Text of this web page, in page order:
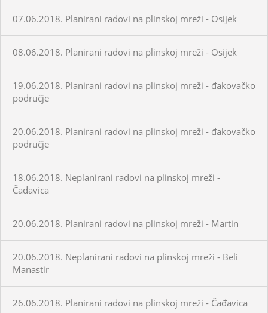
07.06.2018. Planirani radovi na plinskoj mreži - Osijek
08.06.2018. Planirani radovi na plinskoj mreži - Osijek
19.06.2018. Planirani radovi na plinskoj mreži - đakovačko
područje
20.06.2018. Planirani radovi na plinskoj mreži - đakovačko
područje
18.06.2018. Neplanirani radovi na plinskoj mreži -
Čađavica
20.06.2018. Planirani radovi na plinskoj mreži - Martin
20.06.2018. Neplanirani radovi na plinskoj mreži - Beli
Manastir
26.06.2018. Planirani radovi na plinskoj mreži - Čađavica